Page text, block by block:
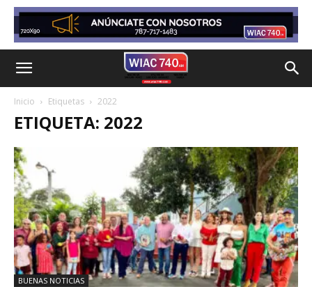
Inicio Etiquetas 2022
ETIQUETA: 2022
BUENAS NOTICIAS